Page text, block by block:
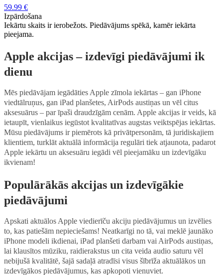
59.99 €
Izpārdošana
Iekārtu skaits ir ierobežots. Piedāvājums spēkā, kamēr iekārta
pieejama.
Apple akcijas – izdevīgi piedāvājumi ik
dienu
Mēs piedāvājam iegādāties Apple zīmola iekārtas – gan iPhone
viedtālruņus, gan iPad planšetes, AirPods austiņas un vēl citus
aksesuārus – par īpaši draudzīgām cenām. Apple akcijas ir veids, kā
ietaupīt, vienlaikus iegūstot kvalitatīvas augstas veiktspējas iekārtas.
Mūsu piedāvājums ir piemērots kā privātpersonām, tā juridiskajiem
klientiem, turklāt aktuālā informācija regulāri tiek atjaunota, padarot
Apple iekārtu un aksesuāru iegādi vēl pieejamāku un izdevīgāku
ikvienam!
Populārākās akcijas un izdevīgākie
piedāvājumi
Apskati aktuālos Apple viedierīču akciju piedāvājumus un izvēlies
to, kas patiešām nepieciešams! Neatkarīgi no tā, vai meklē jaunāko
iPhone modeli ikdienai, iPad planšeti darbam vai AirPods austiņas,
lai klausītos mūziku, raidierakstus un cita veida audio saturu vēl
nebijušā kvalitātē, šajā sadaļā atradīsi visus šībrīža aktuālākos un
izdevīgākos piedāvājumus, kas apkopoti vienuviet.